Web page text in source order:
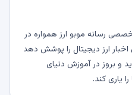
رسانه موبو ارز همواره در
ارز دیجیتال را پوشش دهد
و بروز در آموزش دنیای
یاری کند.